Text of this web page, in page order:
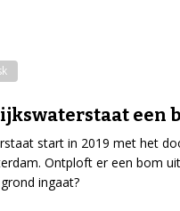
een
start in 2019 met het
Ontploft er een bom
ingaat?